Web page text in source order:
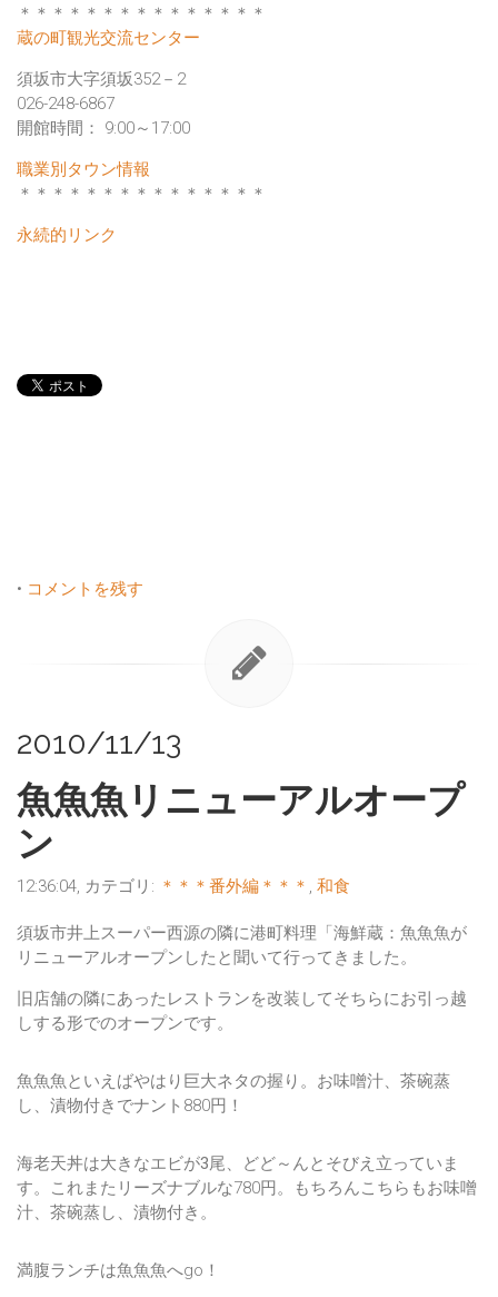
＊＊＊＊＊＊＊＊＊＊＊＊＊＊＊
蔵の町観光交流センター
須坂市大字須坂352－2
026-248-6867
開館時間： 9:00～17:00
職業別タウン情報
＊＊＊＊＊＊＊＊＊＊＊＊＊＊＊
永続的リンク
• コメントを残す
2010/11/13
魚魚魚リニューアルオープ
ン
12:36:04, カテゴリ: ＊＊＊番外編＊＊＊ , 和食
須坂市井上スーパー西源の隣に港町料理「海鮮蔵：魚魚魚が
リニューアルオープンしたと聞いて行ってきました。
旧店舗の隣にあったレストランを改装してそちらにお引っ越
しする形でのオープンです。
魚魚魚といえばやはり 巨大ネタの握り 。お味噌汁、茶碗蒸
し、漬物付きでナント880円！
海老天丼は大きなエビが3尾、どど～んとそびえ立っていま
す。これまたリーズナブルな780円。もちろんこちらもお味噌
汁、茶碗蒸し、漬物付き。
満腹ランチは魚魚魚へgo！